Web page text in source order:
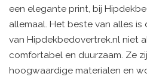
een elegante print, bij
allemaal. Het beste van alles
van Hipdekbedovertrek.nl niet
comfortabel en duurzaam. Ze
hoogwaardige materialen en